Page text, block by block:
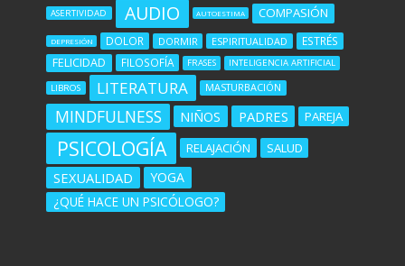
ASERTIVIDAD AUDIO AUTOESTIMA COMPASIÓN
DEPRESIÓN DOLOR DORMIR ESPIRITUALIDAD ESTRÉS
FELICIDAD FILOSOFÍA FRASES INTELIGENCIA ARTIFICIAL
LIBROS LITERATURA MASTURBACIÓN
MINDFULNESS NIÑOS PADRES PAREJA
PSICOLOGÍA RELAJACIÓN SALUD
SEXUALIDAD
YOGA
¿QUÉ HACE UN PSICÓLOGO?